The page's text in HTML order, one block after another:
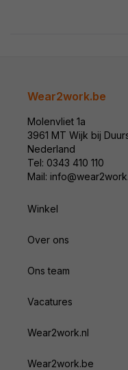
Wear2work.be
Molenvliet 1a
3961 MT Wijk bij
Nederland
Tel: 0343 410 110
Mail:
Winkel
Over ons
Ons team
Vacatures
Wear2work.nl
Wear2work.be